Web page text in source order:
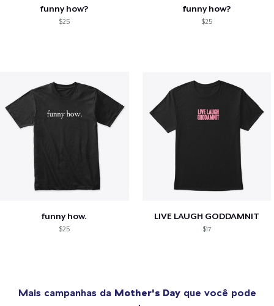
funny how?
$25
funny how?
$25
funny how.
$25
LIVE LAUGH GODDAMNIT
$17
Mais campanhas da Mother's Dayque você pode